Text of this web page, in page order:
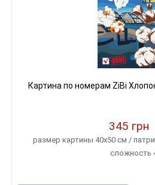
Картина по номерам ZiBi
345 грн
размер картины 40х50 см /
сложность